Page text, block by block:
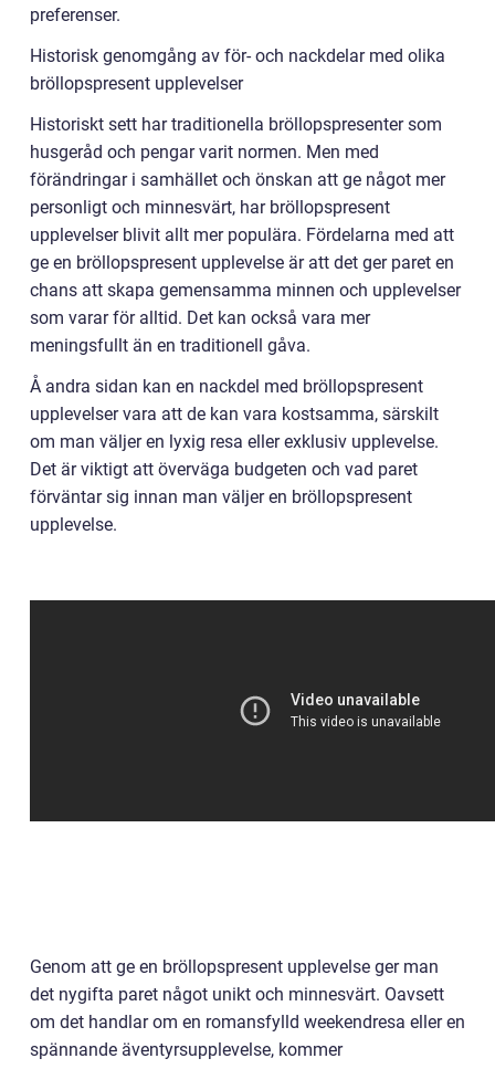
preferenser.
Historisk genomgång av för- och nackdelar med olika
bröllopspresent upplevelser
Historiskt sett har traditionella bröllopspresenter som
husgeråd och pengar varit normen. Men med
förändringar i samhället och önskan att ge något mer
personligt och minnesvärt, har bröllopspresent
upplevelser blivit allt mer populära. Fördelarna med att
ge en bröllopspresent upplevelse är att det ger paret en
chans att skapa gemensamma minnen och upplevelser
som varar för alltid. Det kan också vara mer
meningsfullt än en traditionell gåva.
Å andra sidan kan en nackdel med bröllopspresent
upplevelser vara att de kan vara kostsamma, särskilt
om man väljer en lyxig resa eller exklusiv upplevelse.
Det är viktigt att överväga budgeten och vad paret
förväntar sig innan man väljer en bröllopspresent
upplevelse.
Genom att ge en bröllopspresent upplevelse ger man
det nygifta paret något unikt och minnesvärt. Oavsett
om det handlar om en romansfylld weekendresa eller en
spännande äventyrsupplevelse, kommer